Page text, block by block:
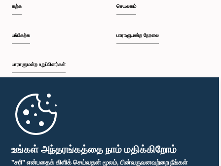
உங்கள் அந்தரங்கத்தை நாம் மதிக்கிறோம்
"சரி" என்பதைக் கிளிக் செய்வதன் மூலம், பின்வருவனவற்றை நீங்கள்
கற்க
பங்கேற்க
பாராளுமன்ற உறுப்பினர்கள்
முதற்பக்கம்
செயலகம்
பாராளுமன்ற நேரலை
பாராளுமன்ற கையடக்க செயலி